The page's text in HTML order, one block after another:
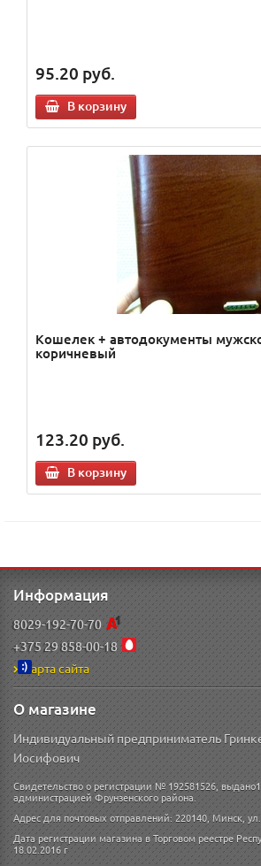
95.20 руб.
В корзину
Кошелек + автодокументы
коричневый
123.20 руб.
В корзину
Информация
8029-192-70-70
+375 29 858-00-18
Карта сайта
О магазине
Индивидуальный предприниматель
Иосифович
Свидетельство о регистрации № 192581526,
администрацией Фрунзенского района.
Адрес для почтовых отправлений: 220140, Минск,
Дата регистрации магазина в Торговом реестре
18.02.2016 г